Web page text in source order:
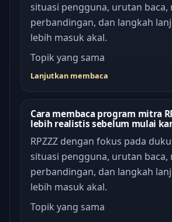
situasi pengguna, urutan baca,
perbandingan, dan langkah
lebih masuk akal.
Topik yang sama
Lanjutkan membaca
Cara membaca program mitra
lebih realistis sebelum mulai
RPZZZ dengan fokus pada
situasi pengguna, urutan baca,
perbandingan, dan langkah
lebih masuk akal.
Topik yang sama